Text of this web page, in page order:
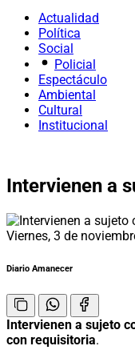
Actualidad
Política
Social
Policial
Espectáculo
Ambiental
Cultural
Institucional
Intervienen a
Viernes, 3 de
Diario Amanecer
Intervienen a sujeto
con requisitoria.